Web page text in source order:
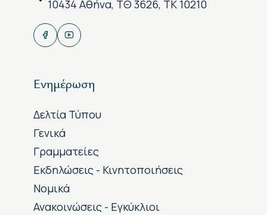
10434 Αθήνα, ΤΘ 3626, ΤΚ 10210
Ενημέρωση
Δελτία Τύπου
Γενικά
Γραμματείες
Εκδηλώσεις - Κινητοποιήσεις
Νομικά
Ανακοινώσεις - Εγκύκλιοι